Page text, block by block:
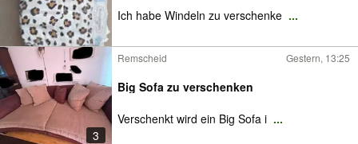
Ich habe Windeln zu verschenke ...
3
Remscheid Gestern, 13:25
Big Sofa zu verschenken
Verschenkt wird ein Big Sofa i ...